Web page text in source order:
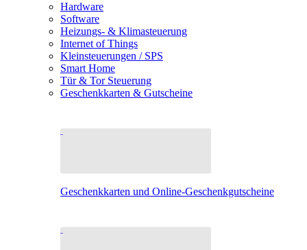
Hardware
Software
Heizungs- & Klimasteuerung
Internet of Things
Kleinsteuerungen / SPS
Smart Home
Tür & Tor Steuerung
Geschenkkarten & Gutscheine
Geschenkkarten und Online-Geschenkgutscheine